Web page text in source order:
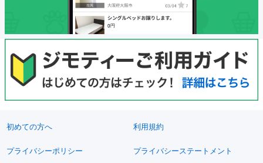
初めての方へ 利用規約
プライバシーポリシー プライバシーステートメント